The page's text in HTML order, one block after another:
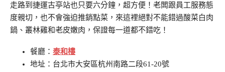
走路到捷運古亭站也只要六分鐘，超方便！老闆跟員工服務態
度親切，也不會強迫推銷點菜，來這裡絕對不能錯過酸菜白肉
鍋、叢林雞和老皮嫩肉，保證每一道都不錯吃！
餐廳： 泰和樓
地址：台北市大安區杭州南路二段61-20號